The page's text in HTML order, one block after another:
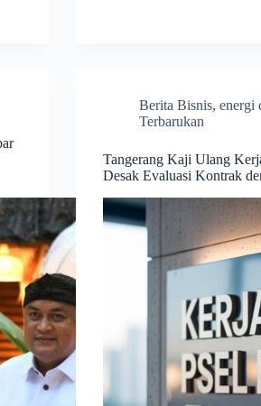
Berita Bisnis,energi
Terbarukan
Tangerang Kaji Ulang
Desak Evaluasi Kontrak